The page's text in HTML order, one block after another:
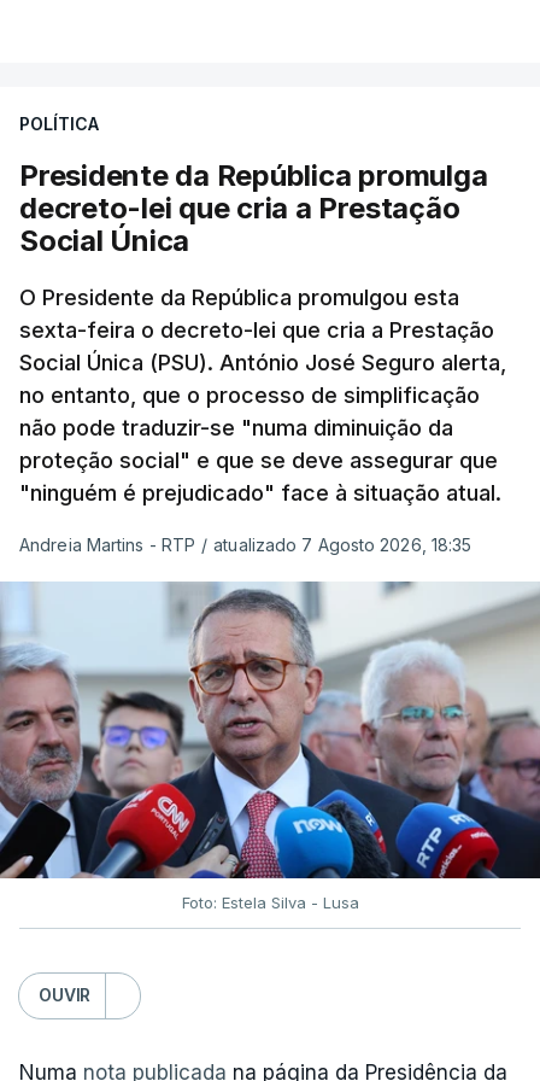
POLÍTICA
Presidente da República promulga
decreto-lei que cria a Prestação
Social Única
O Presidente da República promulgou esta
sexta-feira o decreto-lei que cria a Prestação
Social Única (PSU). António José Seguro alerta,
no entanto, que o processo de simplificação
não pode traduzir-se "numa diminuição da
proteção social" e que se deve assegurar que
"ninguém é prejudicado" face à situação atual.
Andreia Martins - RTP / atualizado 7 Agosto 2026, 18:35
Foto: Estela Silva - Lusa
OUVIR
Numa nota publicada na página da Presidência da